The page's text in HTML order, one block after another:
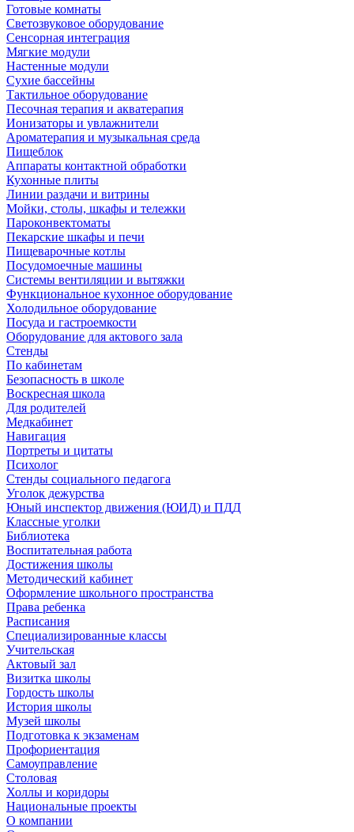
Готовые комнаты
Светозвуковое оборудование
Сенсорная интеграция
Мягкие модули
Настенные модули
Сухие бассейны
Тактильное оборудование
Песочная терапия и акватерапия
Ионизаторы и увлажнители
Ароматерапия и музыкальная среда
Пищеблок
Аппараты контактной обработки
Кухонные плиты
Линии раздачи и витрины
Мойки, столы, шкафы и тележки
Пароконвектоматы
Пекарские шкафы и печи
Пищеварочные котлы
Посудомоечные машины
Системы вентиляции и вытяжки
Функциональное кухонное оборудование
Холодильное оборудование
Посуда и гастроемкости
Оборудование для актового зала
Стенды
По кабинетам
Безопасность в школе
Воскресная школа
Для родителей
Медкабинет
Навигация
Портреты и цитаты
Психолог
Стенды социального педагога
Уголок дежурства
Юный инспектор движения (ЮИД) и ПДД
Классные уголки
Библиотека
Воспитательная работа
Достижения школы
Методический кабинет
Оформление школьного пространства
Права ребенка
Расписания
Специализированные классы
Учительская
Актовый зал
Визитка школы
Гордость школы
История школы
Музей школы
Подготовка к экзаменам
Профориентация
Самоуправление
Столовая
Холлы и коридоры
Национальные проекты
О компании